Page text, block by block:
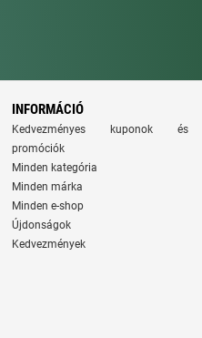
INFORMÁCIÓ
Kedvezményes kuponok és
promóciók
Minden kategória
Minden márka
Minden e-shop
Újdonságok
Kedvezmények